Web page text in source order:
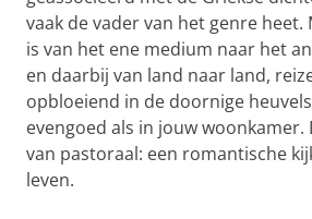
vaak de vader van het genre heet.
is van het ene medium naar het
en daarbij van land naar land,
opbloeiend in de doornige
evengoed als in jouw woonkamer.
van pastoraal: een romantische
leven.